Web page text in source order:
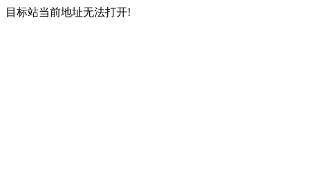
目标站当前地址无法打开!